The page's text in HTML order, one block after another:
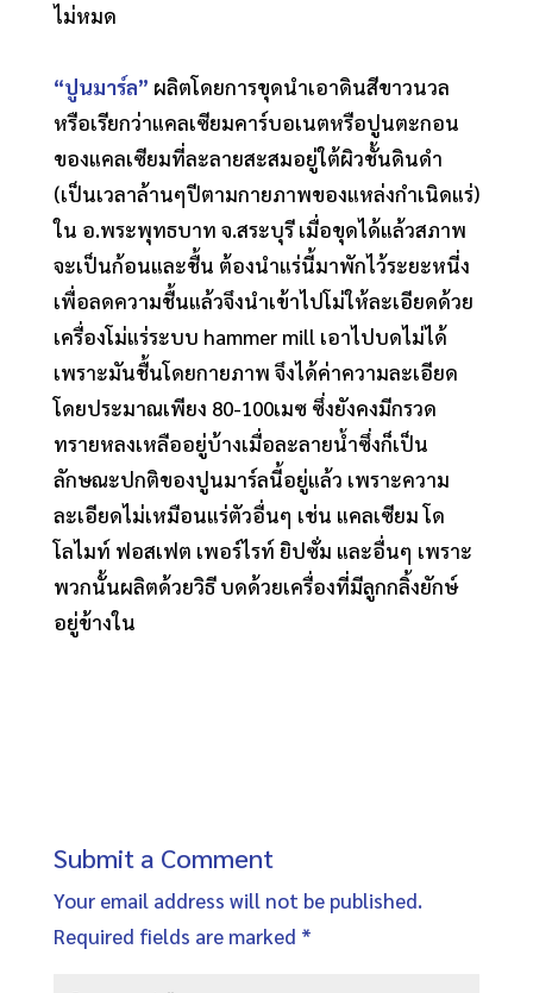
ไม่หมด
“ปูนมาร์ล” ผลิตโดยการขุดนำเอาดินสีขาวนวล
หรือเรียกว่าแคลเซียมคาร์บอเนตหรือปูนตะกอน
ของแคลเซียมที่ละลายสะสมอยู่ใต้ผิวชั้นดินดำ
(เป็นเวลาล้านๆปีตามกายภาพของแหล่งกำเนิดแร่)
ใน อ.พระพุทธบาท จ.สระบุรี เมื่อขุดได้แล้วสภาพ
จะเป็นก้อนและชื้น ต้องนำแร่นี้มาพักไว้ระยะหนี่ง
เพื่อลดความชื้นแล้วจึงนำเข้าไปโม่ให้ละเอียดด้วย
เครื่องโม่แร่ระบบ hammer mill เอาไปบดไม่ได้
เพราะมันชื้นโดยกายภาพ จึงได้ค่าความละเอียด
โดยประมาณเพียง 80-100เมซ ซึ่งยังคงมีกรวด
ทรายหลงเหลืออยู่บ้างเมื่อละลายน้ำซึ่งก็เป็น
ลักษณะปกติของปูนมาร์ลนี้อยู่แล้ว เพราะความ
ละเอียดไม่เหมือนแร่ตัวอื่นๆ เช่น แคลเซียม โด
โลไมท์ ฟอสเฟต เพอร์ไรท์ ยิปซั่ม และอื่นๆ เพราะ
พวกนั้นผลิตด้วยวิธี บดด้วยเครื่องที่มีลูกกลิ้งยักษ์
อยู่ข้างใน
Submit a Comment
Your email address will not be published.
Required fields are marked *